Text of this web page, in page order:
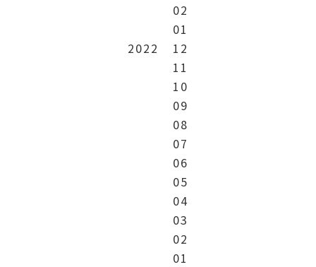
02
01
2022
12
11
10
09
08
07
06
05
04
03
02
01